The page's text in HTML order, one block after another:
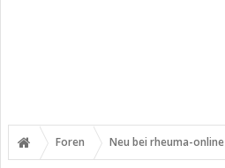
Foren Neu bei rheuma-online